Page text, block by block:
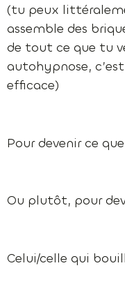
(tu peux
assemble des
de tout ce que tu
autohypnose,
efficace)
Pour devenir ce
Ou plutôt, pour
Celui/celle qui